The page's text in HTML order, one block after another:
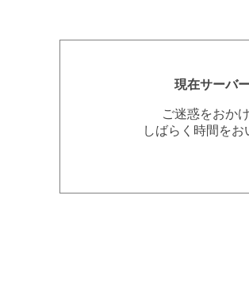
現在サーバ
ご迷惑をおか
しばらく時間を